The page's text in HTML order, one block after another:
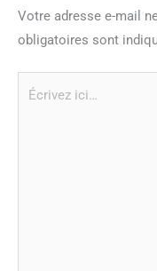
Votre adresse e-mail
obligatoires sont